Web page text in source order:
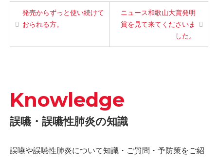
発売からずっと使い続けて
おられる方。
ニュース和歌山大賞発明
賞を見て来てくださいま
した。
Knowledge
誤嚥・誤嚥性肺炎の知識
誤嚥や誤嚥性肺炎について知識・ご質問・予防策をご紹